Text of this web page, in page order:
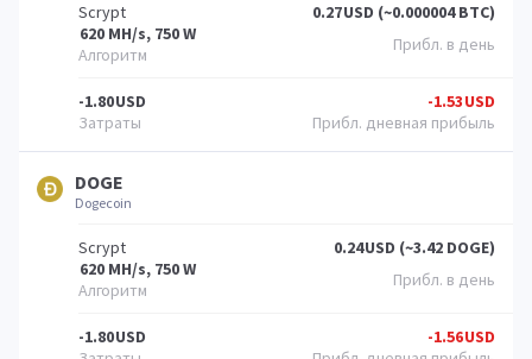
Scrypt
620 MH/s, 750 W
0.27USD (~0.000004 BTC)
-1.80USD -1.53USD
DOGE
Dogecoin
Scrypt
620 MH/s, 750 W
0.24USD (~3.42 DOGE)
-1.80USD -1.56USD